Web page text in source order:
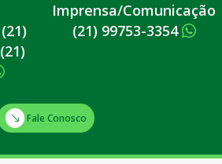
(21)
(21)
Imprensa/Comunicação
(21) 99753-3354
Fale Conosco